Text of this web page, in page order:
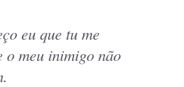
eu que tu me
o meu inimigo não